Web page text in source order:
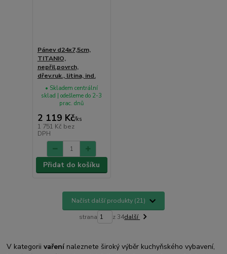
Pánev d24x7,5cm,
TITANIO,
nepřil.povrch,
dřev.ruk., litina, ind.
2 119 Kč/ks
1 751 Kč bez
DPH
• Skladem centrální
sklad | odešleme do 2-3
prac. dnů
Přidat do košíku
Načíst další produkty (21)
strana z 34další
V kategoriivaření naleznete široký výběr kuchyňského vybavení,